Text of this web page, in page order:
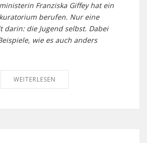
Franziska Giffey hat ein
berufen. Nur eine
darin: die Jugend selbst. Dabei
wie es auch anders
WEITERLESEN